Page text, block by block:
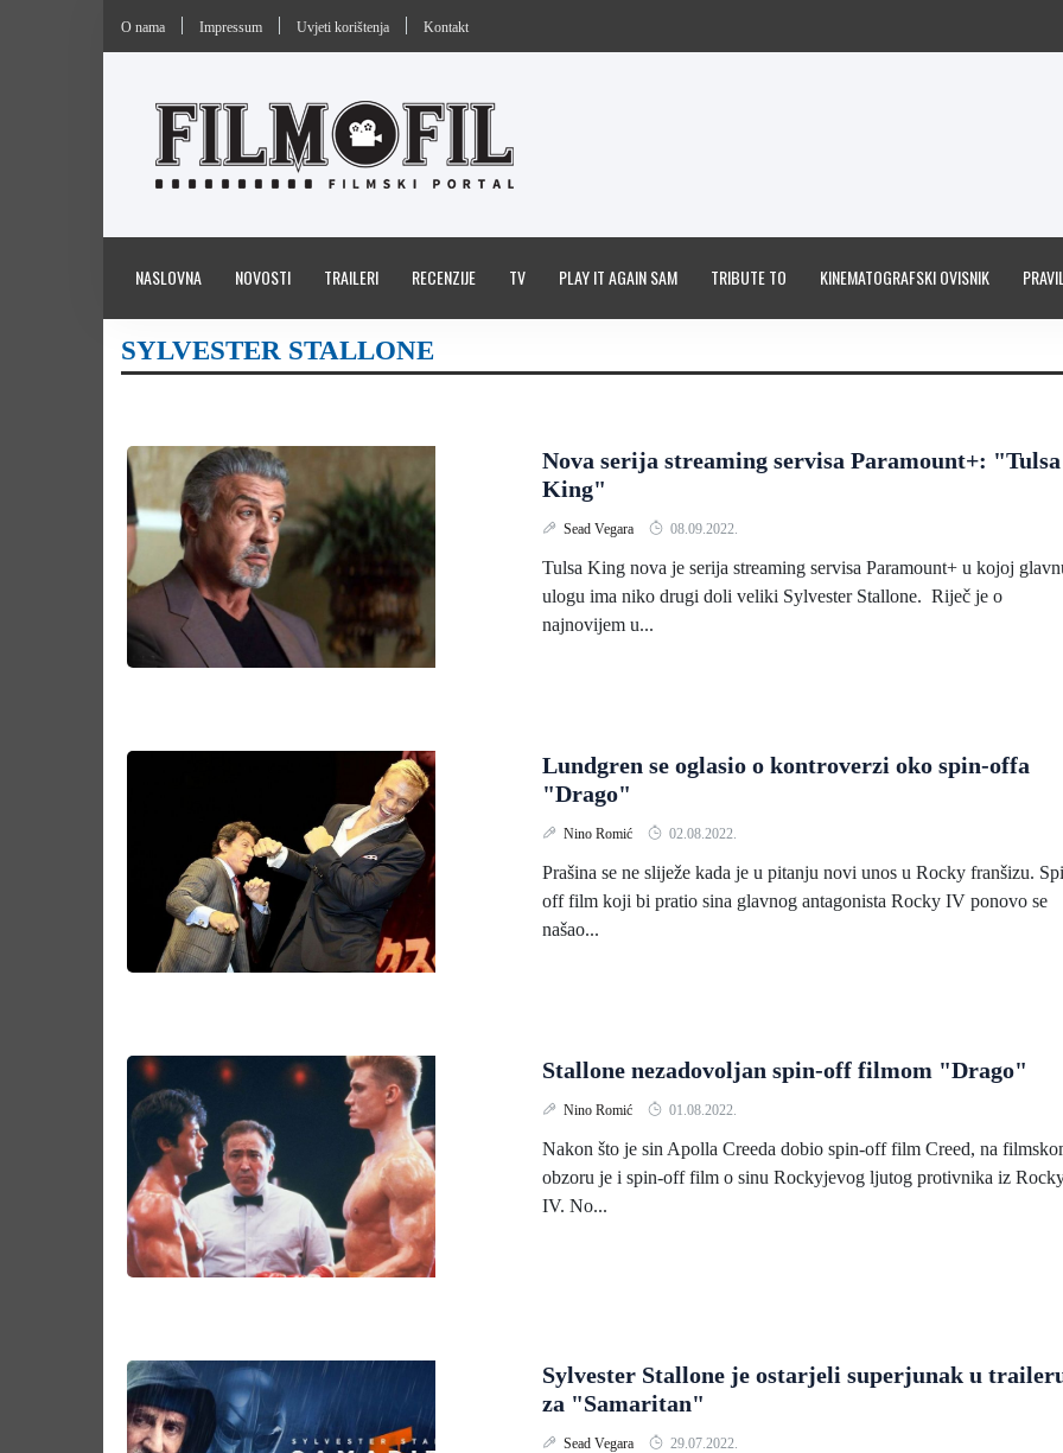
O nama Impressum Uvjeti korištenja Kontakt
NASLOVNA NOVOSTI TRAILERI RECENZIJE TV PLAY IT AGAIN SAM TRIBUTE TO KINEMATOGRAFSKI OVISNIK
SYLVESTER STALLONE
Nova serija streaming servisa Paramount+: "Tulsa
King"
Sead Vegara 08.09.2022.
Tulsa King nova je serija streaming servisa Paramount+ u kojoj
ulogu ima niko drugi doli veliki Sylvester Stallone. Riječ je o
najnovijem u...
Lundgren se oglasio o kontroverzi oko spin-offa
"Drago"
Nino Romić 02.08.2022.
Prašina se ne sliježe kada je u pitanju novi unos u Rocky franšizu.
off film koji bi pratio sina glavnog antagonista Rocky IV ponovo se
našao...
Stallone nezadovoljan spin-off filmom "Drago"
Nino Romić 01.08.2022.
Nakon što je sin Apolla Creeda dobio spin-off film Creed, na
obzoru je i spin-off film o sinu Rockyjevog ljutog protivnika iz
IV. No...
Sylvester Stallone je ostarjeli superjunak u
za "Samaritan"
Sead Vegara 29.07.2022.